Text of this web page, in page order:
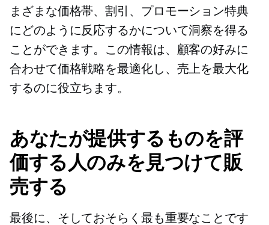
まざまな価格帯、割引、プロモーション特典
にどのように反応するかについて洞察を得る
ことができます。この情報は、顧客の好みに
合わせて価格戦略を最適化し、売上を最大化
するのに役立ちます。
あなたが提供するものを評
価する人のみを見つけて販
売する
最後に、そしておそらく最も重要なことです